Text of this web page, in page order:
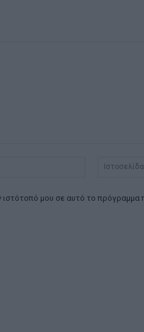
Email:*
μου σε αυτό το πρόγραμμα